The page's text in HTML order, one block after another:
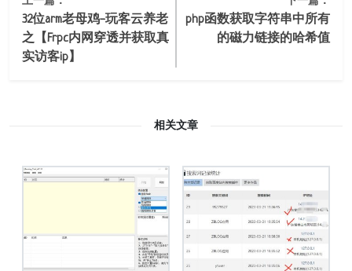
32位arm老母鸡-玩客云养老
之【Frpc内网穿透并获取真
实访客ip】
php函数获取字符串中所有
的磁力链接的哈希值
相关文章